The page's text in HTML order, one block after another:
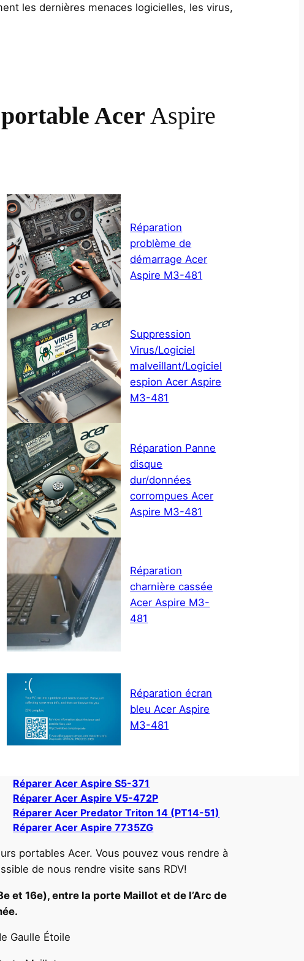
les dernières menaces logicielles, les virus,
AcerAspire
Réparation
problème de
démarrage Acer
Aspire M3-481
Suppression
Virus/Logiciel
malveillant/Logiciel
espion Acer Aspire
M3-481
Réparation Panne
disque
dur/données
corrompues Acer
Aspire M3-481
Réparation
charnière cassée
Acer Aspire M3-
481
Réparation écran
bleu Acer Aspire
M3-481
Réparer Acer Aspire S5-371
Réparer Acer Aspire V5-472P
Réparer Acer Predator Triton 14 (PT14-51)
Réparer Acer Aspire 7735ZG
portables Acer. Vous pouvez vous rendre à
de nous rendre visite sans RDV!
et 16e), entre la porte Maillot et de l’Arc de
Gaulle Étoile